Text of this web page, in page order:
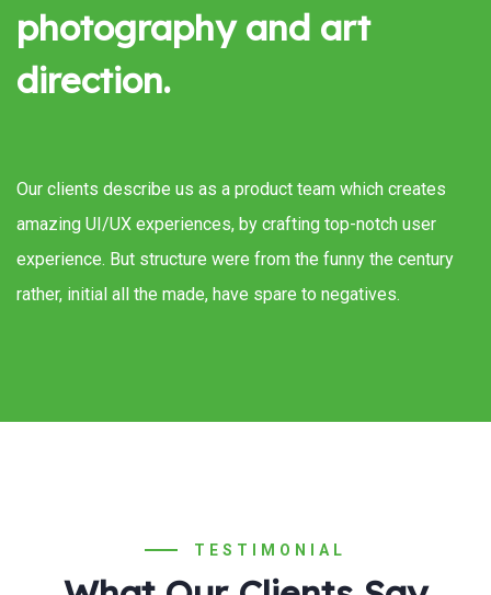
photography and art
direction.
Our clients describe us as a product team which creates
amazing UI/UX experiences, by crafting top-notch user
experience. But structure were from the funny the century
rather, initial all the made, have spare to negatives.
TESTIMONIAL